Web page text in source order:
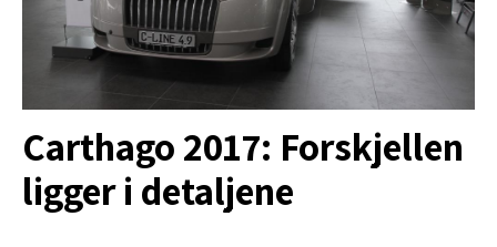
Carthago 2017: Forskjellen
ligger i detaljene